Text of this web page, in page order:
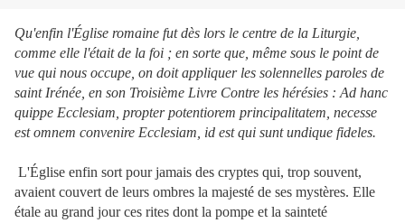
Qu'enfin l'Église romaine fut dès lors le centre de la Liturgie,
comme elle l'était de la foi ; en sorte que, même sous le point de
vue qui nous occupe, on doit appliquer les solennelles paroles de
saint Irénée, en son Troisième Livre Contre les hérésies : Ad hanc
quippe Ecclesiam, propter potentiorem principalitatem, necesse
est omnem convenire Ecclesiam, id est qui sunt undique fideles.
L'Église enfin sort pour jamais des cryptes qui, trop souvent,
avaient couvert de leurs ombres la majesté de ses mystères. Elle
étale au grand jour ces rites dont la pompe et la sainteté